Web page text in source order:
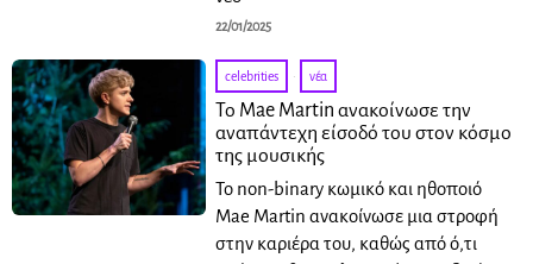
22/01/2025
celebrities · νέα
Το Mae Martin ανακοίνωσε την
αναπάντεχη είσοδό του στον κόσμο
της μουσικής
Το non-binary κωμικό και ηθοποιό
Mae Martin ανακοίνωσε μια στροφή
στην καριέρα του, καθώς από ό,τι